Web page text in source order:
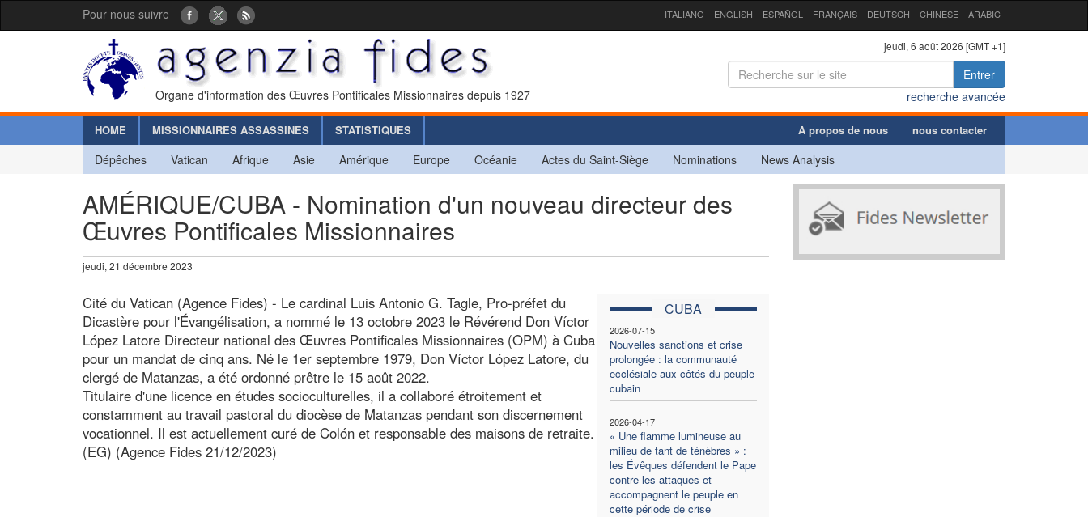
Pour nous suivre ITALIANO ENGLISH ESPAÑOL FRANÇAIS DEUTSCH CHINESE ARABIC
Organe d'information des Œuvres Pontificales Missionnaires depuis 1927
jeudi, 6 août 2026 [GMT +1]
Entrer
recherche avancée
HOME MISSIONNAIRES ASSASSINES STATISTIQUES A propos de nous nous contacter
Dépêches Vatican Afrique Asie Amérique Europe Océanie Actes du Saint-Siège Nominations News Analysis
AMÉRIQUE/CUBA - Nomination d'un nouveau directeur des
Œuvres Pontificales Missionnaires
jeudi, 21 décembre 2023
CUBA
2026-07-15
Nouvelles sanctions et crise
prolongée : la communauté
ecclésiale aux côtés du peuple
cubain
2026-04-17
« Une flamme lumineuse au
milieu de tant de ténèbres » :
les Évêques défendent le Pape
contre les attaques et
accompagnent le peuple en
cette période de crise
Cité du Vatican (Agence Fides) - Le cardinal Luis Antonio G. Tagle, Pro-préfet du
Dicastère pour l'Évangélisation, a nommé le 13 octobre 2023 le Révérend Don Víctor
López Latore Directeur national des Œuvres Pontificales Missionnaires (OPM) à Cuba
pour un mandat de cinq ans. Né le 1er septembre 1979, Don Víctor López Latore, du
clergé de Matanzas, a été ordonné prêtre le 15 août 2022.
Titulaire d'une licence en études socioculturelles, il a collaboré étroitement et
constamment au travail pastoral du diocèse de Matanzas pendant son discernement
vocationnel. Il est actuellement curé de Colón et responsable des maisons de retraite.
(EG) (Agence Fides 21/12/2023)